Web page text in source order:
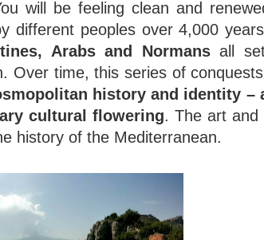
will be feeling clean and
different peoples over 4,000
Arabs and Normansall
Over time, this series of
history and identity –
cultural flowering. The art and
history of the Mediterranean.